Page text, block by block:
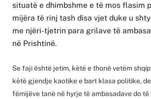
situatë e dhimbshme e të mos flasim
mijëra të rinj tash disa vjet duke u
me njëri-tjetrin para grilave të
në Prishtinë.
Se faji është jetim, këtë e thonë vetëm
këtë gjendje kaotike e bart klasa politike,
fëmijëve tanë në hyrje të ambasadave do të